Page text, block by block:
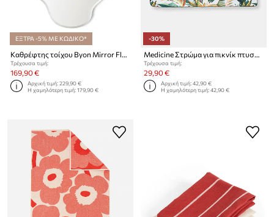
ΕΞΤΡΑ -5% ΜΕ ΚΩΔΙΚΟ*
Τρέχουσα τιμή:
169,90 €
Αρχική τιμή:229,90 €
Η χαμηλότερη τιμή:179,90 €
-30%
Τρέχουσα τιμή:
29,90 €
Αρχική τιμή:42,90 €
Η χαμηλότερη τιμή:42,90 €